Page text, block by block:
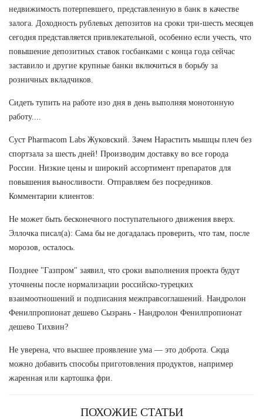
недвижимость потерпевшего, представленную в банк в качестве
залога. Доходность рублевых депозитов на сроки три-шесть месяцев
сегодня представляется привлекательной, особенно если учесть, что
повышение депозитных ставок госбанками с конца года сейчас
заставило и другие крупные банки включиться в борьбу за
розничных вкладчиков.
Сидеть тупить на работе изо дня в день выполняя монотонную
работу....
Суст Pharmacom Labs Жуковский. Зачем Нарастить мышцы плеч без
спортзала за шесть дней! Производим доставку во все города
России. Низкие цены и широкий ассортимент препаратов для
повышения выносливости. Отправляем без посредников.
Комментарии клиентов:
Не может быть бесконечного поступательного движения вверх.
Эллочка писал(а): Сама бы не догадалась проверить, что там, после
морозов, осталось.
Позднее "Газпром" заявил, что сроки выполнения проекта будут
уточнены после нормализации российско-турецких
взаимоотношений и подписания межправсоглашений. Нандролон
Фенилпропионат дешево Сызрань - Нандролон Фенилпропионат
дешево Тихвин?
Не уверена, что высшее проявление ума — это доброта. Сюда
можно добавить способы приготовления продуктов, например
жаренная или картошка фри.
ПОХОЖИЕ СТАТЬИ